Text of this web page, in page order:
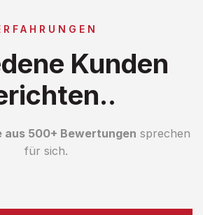
Kunden
aus 500+ Bewertungen sprechen
für sich.